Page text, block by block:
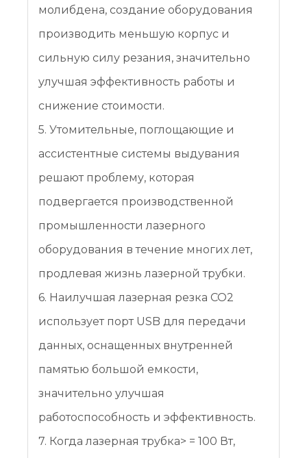
молибдена, создание оборудования
производить меньшую корпус и
сильную силу резания, значительно
улучшая эффективность работы и
снижение стоимости.
5. Утомительные, поглощающие и
ассистентные системы выдувания
решают проблему, которая
подвергается производственной
промышленности лазерного
оборудования в течение многих лет,
продлевая жизнь лазерной трубки.
6. Наилучшая лазерная резка CO2
использует порт USB для передачи
данных, оснащенных внутренней
памятью большой емкости,
значительно улучшая
работоспособность и эффективность.
7. Когда лазерная трубка> = 100 Вт,